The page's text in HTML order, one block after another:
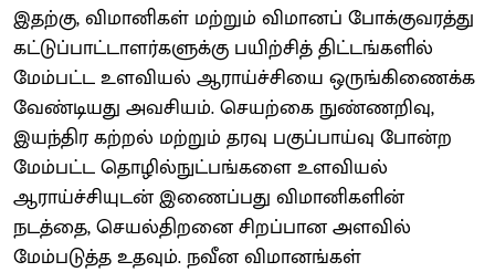
இதற்கு, விமானிகள் மற்றும் விமானப் போக்குவரத்து
கட்டுப்பாட்டாளர்களுக்கு பயிற்சித் திட்டங்களில்
மேம்பட்ட உளவியல் ஆராய்ச்சியை ஒருங்கிணைக்க
வேண்டியது அவசியம். செயற்கை நுண்ணறிவு,
இயந்திர கற்றல் மற்றும் தரவு பகுப்பாய்வு போன்ற
மேம்பட்ட தொழில்நுட்பங்களை உளவியல்
ஆராய்ச்சியுடன் இணைப்பது விமானிகளின்
நடத்தை, செயல்திறனை சிறப்பான அளவில்
மேம்படுத்த உதவும். நவீன விமானங்கள்